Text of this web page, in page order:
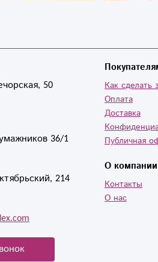
50
36/1
214
Как сделать
Оплата
Доставка
Публичная
О компании
Контакты
О нас